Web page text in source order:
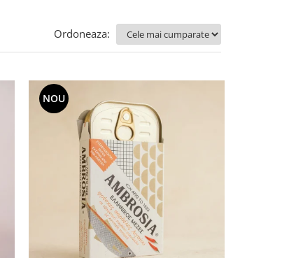
Ordoneaza:
NOU